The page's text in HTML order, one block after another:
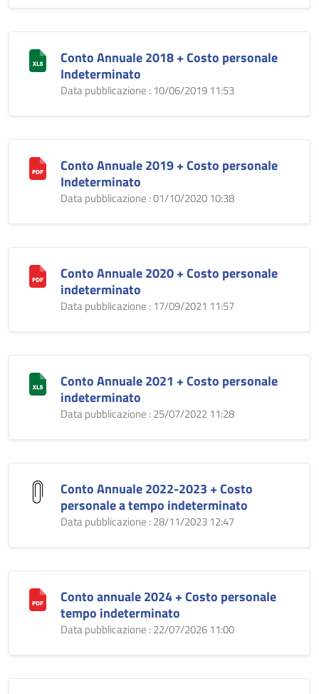
Conto Annuale 2018 + Costo personale
Indeterminato
Data pubblicazione : 10/06/2019 11:53
Conto Annuale 2019 + Costo personale
Indeterminato
Data pubblicazione : 01/10/2020 10:38
Conto Annuale 2020 + Costo personale
indeterminato
Data pubblicazione : 17/09/2021 11:57
Conto Annuale 2021 + Costo personale
indeterminato
Data pubblicazione : 25/07/2022 11:28
Conto Annuale 2022-2023 + Costo
personale a tempo indeterminato
Data pubblicazione : 28/11/2023 12:47
Conto annuale 2024 + Costo personale
tempo indeterminato
Data pubblicazione : 22/07/2026 11:00